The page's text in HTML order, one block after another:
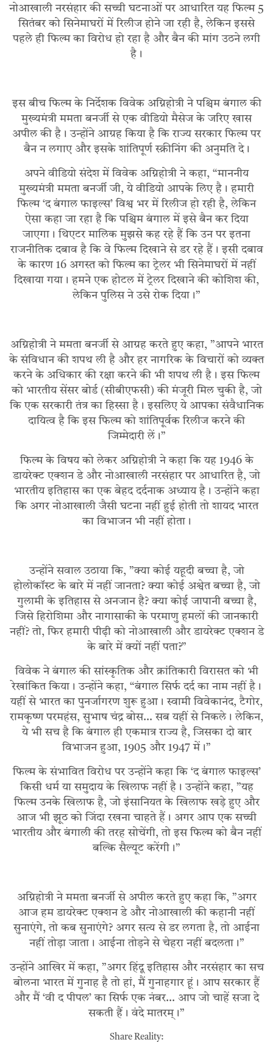
नोआखाली नरसंहार की सच्ची घटनाओं पर आधारित यह फिल्म 5
सितंबर को सिनेमाघरों में रिलीज होने जा रही है, लेकिन इससे
पहले ही फिल्म का विरोध हो रहा है और बैन की मांग उठने लगी
है।
इस बीच फिल्म के निर्देशक विवेक अग्निहोत्री ने पश्चिम बंगाल की
मुख्यमंत्री ममता बनर्जी से एक वीडियो मैसेज के जरिए खास
अपील की है। उन्होंने आग्रह किया है कि राज्य सरकार फिल्म पर
बैन न लगाए और इसके शांतिपूर्ण स्क्रीनिंग की अनुमति दे।
अपने वीडियो संदेश में विवेक अग्निहोत्री ने कहा, “माननीय
मुख्यमंत्री ममता बनर्जी जी, ये वीडियो आपके लिए है। हमारी
फिल्म ‘द बंगाल फाइल्स’ विश्व भर में रिलीज हो रही है, लेकिन
ऐसा कहा जा रहा है कि पश्चिम बंगाल में इसे बैन कर दिया
जाएगा। थिएटर मालिक मुझसे कह रहे हैं कि उन पर इतना
राजनीतिक दबाव है कि वे फिल्म दिखाने से डर रहे हैं। इसी दबाव
के कारण 16 अगस्त को फिल्म का ट्रेलर भी सिनेमाघरों में नहीं
दिखाया गया। हमने एक होटल में ट्रेलर दिखाने की कोशिश की,
लेकिन पुलिस ने उसे रोक दिया।”
अग्निहोत्री ने ममता बनर्जी से आग्रह करते हुए कहा, ”आपने भारत
के संविधान की शपथ ली है और हर नागरिक के विचारों को व्यक्त
करने के अधिकार की रक्षा करने की भी शपथ ली है। इस फिल्म
को भारतीय सेंसर बोर्ड (सीबीएफसी) की मंजूरी मिल चुकी है, जो
कि एक सरकारी तंत्र का हिस्सा है। इसलिए ये आपका संवैधानिक
दायित्व है कि इस फिल्म को शांतिपूर्वक रिलीज करने की
जिम्मेदारी लें।”
फिल्म के विषय को लेकर अग्निहोत्री ने कहा कि यह 1946 के
डायरेक्ट एक्शन डे और नोआखाली नरसंहार पर आधारित है, जो
भारतीय इतिहास का एक बेहद दर्दनाक अध्याय है। उन्होंने कहा
कि अगर नोआखाली जैसी घटना नहीं हुई होती तो शायद भारत
का विभाजन भी नहीं होता।
उन्होंने सवाल उठाया कि, ”क्या कोई यहूदी बच्चा है, जो
होलोकॉस्ट के बारे में नहीं जानता? क्या कोई अश्वेत बच्चा है, जो
गुलामी के इतिहास से अनजान है? क्या कोई जापानी बच्चा है,
जिसे हिरोशिमा और नागासाकी के परमाणु हमलों की जानकारी
नहीं? तो, फिर हमारी पीढ़ी को नोआखाली और डायरेक्ट एक्शन डे
के बारे में क्यों नहीं पता?”
विवेक ने बंगाल की सांस्कृतिक और क्रांतिकारी विरासत को भी
रेखांकित किया। उन्होंने कहा, “बंगाल सिर्फ दर्द का नाम नहीं है।
यहीं से भारत का पुनर्जागरण शुरू हुआ। स्वामी विवेकानंद, टैगोर,
रामकृष्ण परमहंस, सुभाष चंद्र बोस… सब यहीं से निकले। लेकिन,
ये भी सच है कि बंगाल ही एकमात्र राज्य है, जिसका दो बार
विभाजन हुआ, 1905 और 1947 में।”
फिल्म के संभावित विरोध पर उन्होंने कहा कि ‘द बंगाल फाइल्स’
किसी धर्म या समुदाय के खिलाफ नहीं है। उन्होंने कहा, ”यह
फिल्म उनके खिलाफ है, जो इंसानियत के खिलाफ खड़े हुए और
आज भी झूठ को जिंदा रखना चाहते हैं। अगर आप एक सच्ची
भारतीय और बंगाली की तरह सोचेंगी, तो इस फिल्म को बैन नहीं
बल्कि सैल्यूट करेंगी।”
अग्निहोत्री ने ममता बनर्जी से अपील करते हुए कहा कि, ”अगर
आज हम डायरेक्ट एक्शन डे और नोआखाली की कहानी नहीं
सुनाएंगे, तो कब सुनाएंगे? अगर सत्य से डर लगता है, तो आईना
नहीं तोड़ा जाता। आईना तोड़ने से चेहरा नहीं बदलता।”
उन्होंने आखिर में कहा, ”अगर हिंदू इतिहास और नरसंहार का सच
बोलना भारत में गुनाह है तो हां, मैं गुनाहगार हूं। आप सरकार हैं
और मैं ‘वी द पीपल’ का सिर्फ एक नंबर… आप जो चाहें सजा दे
सकती हैं। वंदे मातरम्।”
Share Reality: